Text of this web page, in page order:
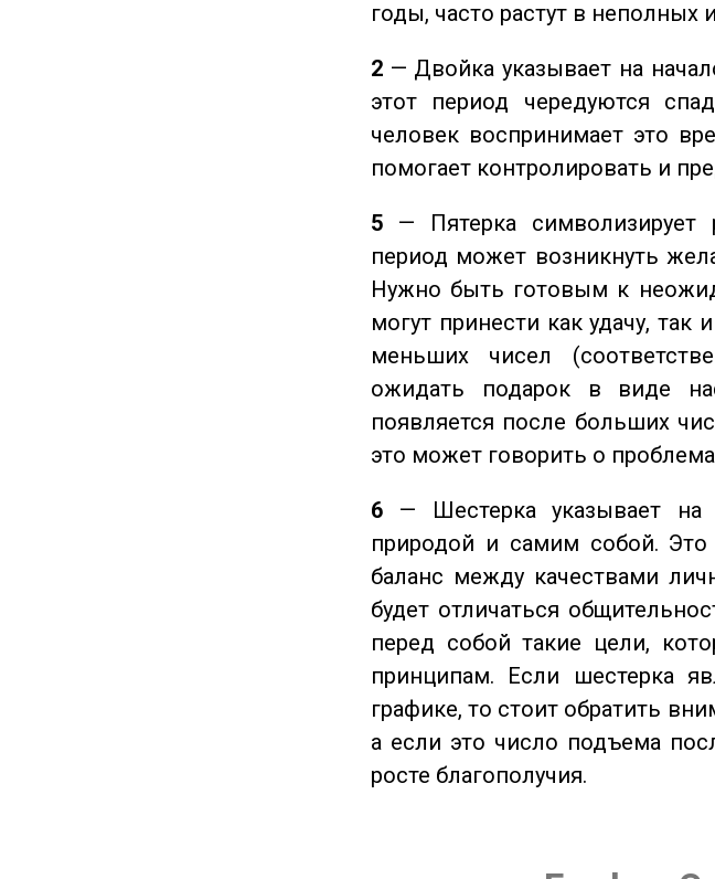
годы, часто растут в
2 — Двойка указывает на
этот период чередуются
человек воспринимает это
помогает контролировать и
5 — Пятерка символизирует
период может возникнуть
Нужно быть готовым к
могут принести как удачу, так
меньших чисел
ожидать подарок в виде
появляется после больших
это может говорить о
6 — Шестерка указывает на
природой и самим собой.
баланс между качествами
будет отличаться
перед собой такие цели,
принципам. Если шестерка
графике, то стоит обратить
а если это число подъема
росте благополучия.